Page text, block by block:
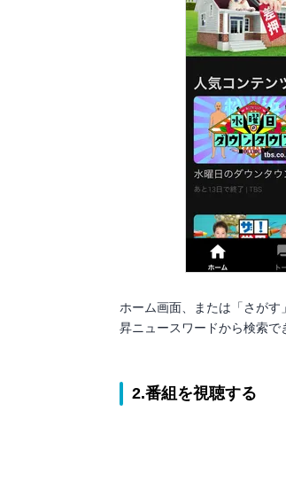
ホーム画面、または「さが
昇ニュースワードから検索で
2.番組を視聴する